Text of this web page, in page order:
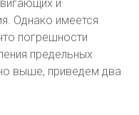
и
Однако имеется
погрешности
предельных
выше, приведем два